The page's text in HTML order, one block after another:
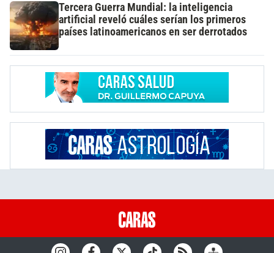
Tercera Guerra Mundial: la inteligencia
artificial reveló cuáles serían los primeros
países latinoamericanos en ser derrotados